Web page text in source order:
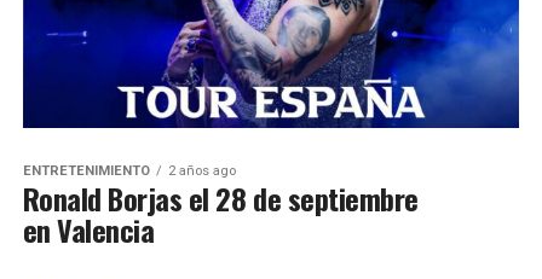
ENTRETENIMIENTO 2 años ago
Ronald Borjas el 28 de septiembre
en Valencia